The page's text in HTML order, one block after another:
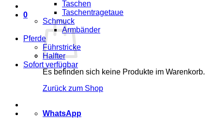
0
Es befinden sich keine Produkte im Warenkorb.
Zurück zum Shop
WhatsApp
Taschen
Taschentragetaue
Schmuck
Armbänder
Pferde
Führstricke
Halfter
Sofort verfügbar